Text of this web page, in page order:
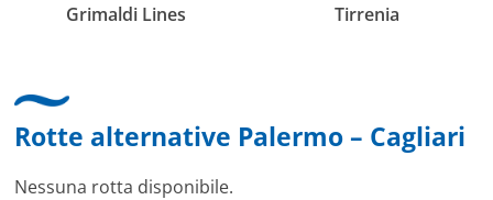
Grimaldi Lines Tirrenia
Rotte alternative Palermo – Cagliari
Nessuna rotta disponibile.